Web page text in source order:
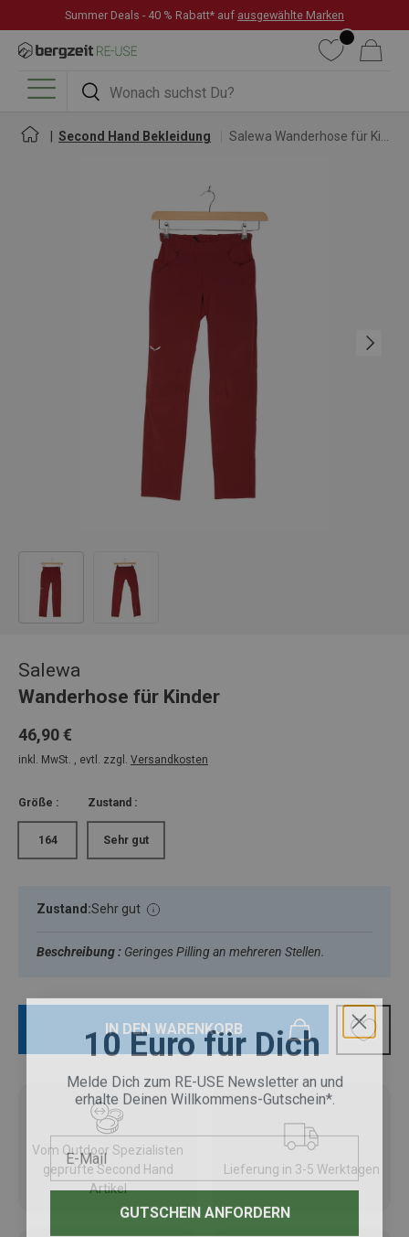
DIREKT ZUM INHALT
Summer Deals - 40 % Rabatt* auf ausgewählte Marken
Suchen
Suchen
WunschlisteWarenkorb
Menü
Second Hand Bekleidung
Nächste
Bild 1 in Galerieansicht laden
Salewa
Wanderhose für Kinder
46,90 €
inkl. MwSt. , evtl. zzgl. Versandkosten
Größe :
164
Zustand :
Sehr gut
Zustand:Sehr gut
Beschreibung : Geringes Pilling an mehreren Stellen.
IN DEN WARENKORB
Vom Outdoor Spezialisten
geprüfte Second Hand
Artikel
Lieferung in 3-5 Werktagen
10 Euro für Dich
Melde Dich zum RE-USE Newsletter an und
erhalte Deinen Willkommens-Gutschein*.
E-Mail
GUTSCHEIN ANFORDERN